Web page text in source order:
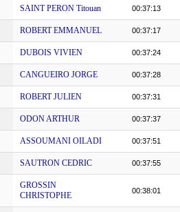
SAINT PERON Titouan 00:37:13
ROBERT EMMANUEL 00:37:17
DUBOIS VIVIEN 00:37:24
CANGUEIRO JORGE 00:37:28
ROBERT JULIEN 00:37:31
ODON ARTHUR 00:37:37
ASSOUMANI OILADI 00:37:51
SAUTRON CEDRIC 00:37:55
GROSSIN
CHRISTOPHE
00:38:01